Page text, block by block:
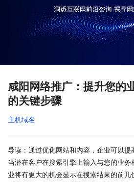
咸阳网络推广：提升您的
的关键步骤
主机域名
导读：通过优化网站和内容，企业可以提
当潜在客户在搜索引擎上输入与您的业
业将有更大的机会显示在搜索结果的前几